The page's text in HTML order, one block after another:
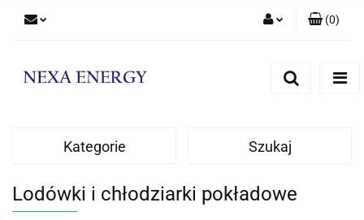
(0)
Kategorie Szukaj
Lodówki i chłodziarki pokładowe